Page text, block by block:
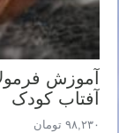
آموزش
آفتاب کودک
۹۸,۲۳۰ تومان